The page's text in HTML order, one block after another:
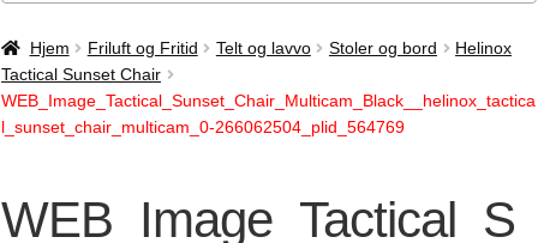
Hjem Friluft og Fritid Telt og lavvo Stoler og bord
Helinox
Tactical Sunset Chair
WEB_Image_Tactical_Sunset_Chair_Multicam_Black__helinox_tactica
l_sunset_chair_multicam_0-266062504_plid_564769
WEB_Image_Tactical_S